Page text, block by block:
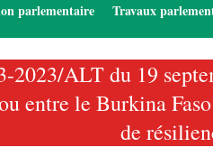
parlementaire Travaux
ALT du 19
entre le Burkina
de